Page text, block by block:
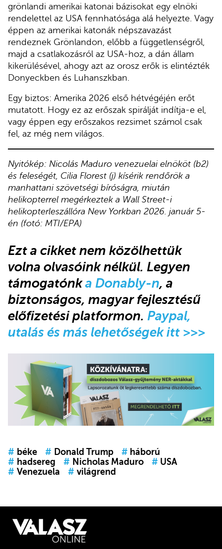
grönlandi amerikai katonai bázisokat egy elnöki
rendelettel az USA fennhatósága alá helyezte. Vagy
éppen az amerikai katonák népszavazást
rendeznek Grönlandon, előbb a függetlenségről,
majd a csatlakozásról az USA-hoz, a dán állam
kikerülésével, ahogy azt az orosz erők is elintézték
Donyeckben és Luhanszkban.
Egy biztos: Amerika 2026 első hétvégéjén erőt
mutatott. Hogy ez az erőszak spirálját indítja-e el,
vagy éppen egy erőszakos rezsimet számol csak
fel, az még nem világos.
Nyitókép: Nicolás Maduro venezuelai elnököt (b2)
és feleségét, Cilia Florest (j) kísérik rendőrök a
manhattani szövetségi bíróságra, miután
helikopterrel megérkeztek a Wall Street-i
helikopterleszállóra New Yorkban 2026. január 5-
én (fotó: MTI/EPA)
Ezt a cikket nem közölhettük
volna olvasóink nélkül. Legyen
támogatónka Donably-n, a
biztonságos, magyar fejlesztésű
előfizetési platformon. Paypal,
utalás és más lehetőségek itt >>>
# béke # Donald Trump # háború
# hadsereg # Nicholas Maduro # USA
# Venezuela # világrend